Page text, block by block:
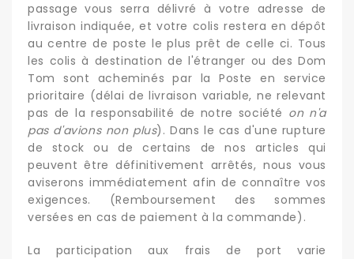
passage vous serra délivré à votre adresse de
livraison indiquée, et votre colis restera en dépôt
au centre de poste le plus prêt de celle ci. Tous
les colis à destination de l'étranger ou des Dom
Tom sont acheminés par la Poste en service
prioritaire (délai de livraison variable, ne relevant
pas de la responsabilité de notre société on n'a
pas d'avions non plus). Dans le cas d'une rupture
de stock ou de certains de nos articles qui
peuvent être définitivement arrêtés, nous vous
aviserons immédiatement afin de connaître vos
exigences. (Remboursement des sommes
versées en cas de paiement à la commande).
La participation aux frais de port varie